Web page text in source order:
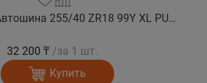
COMFORSER Автошина 255/40 ZR18 99Y XL PURESPEED лето
32 200 ₸ /за 1 шт.
Купить